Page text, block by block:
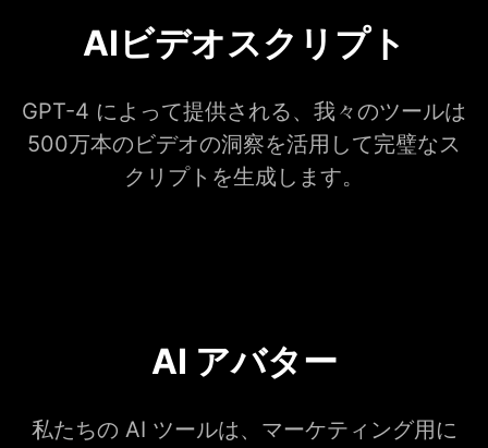
AIビデオスクリプト
GPT-4 によって提供される、我々のツールは
500万本のビデオの洞察を活用して完璧なス
クリプトを生成します。
AI アバター
私たちの AI ツールは、マーケティング用に